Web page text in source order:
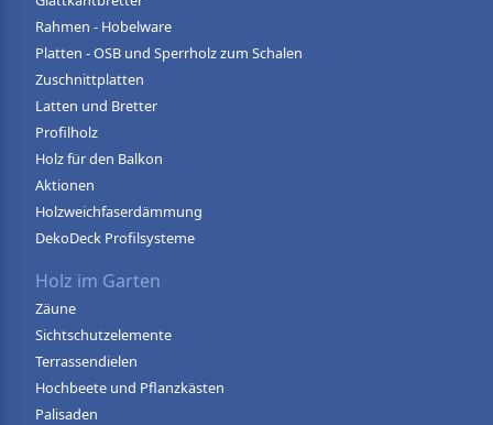
Rahmen - Hobelware
Platten - OSB und Sperrholz zum Schalen
Zuschnittplatten
Latten und Bretter
Profilholz
Holz für den Balkon
Aktionen
Holzweichfaserdämmung
DekoDeck Profilsysteme
Holz im Garten
Zäune
Sichtschutzelemente
Terrassendielen
Hochbeete und Pflanzkästen
Palisaden